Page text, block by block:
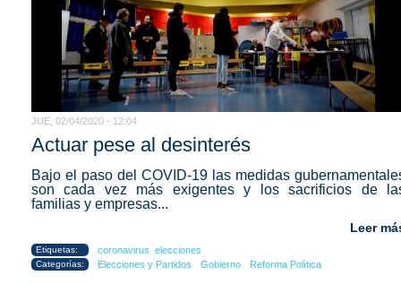
JUE, 02/04/2020 - 12:04
Actuar pese al desinterés
Bajo el paso del COVID-19 las medidas
son cada vez más exigentes y los sacrificios de
familias y empresas...
Leer
Etiquetas: coronavirus elecciones
Categorías: Elecciones y Partidos Gobierno Reforma Política